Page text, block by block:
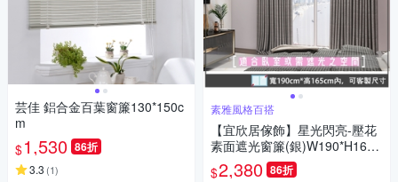
芸佳 鋁合金百葉窗簾130*150c
m
$1,530 86折
3.3 (1)
素雅風格百搭
【宜欣居傢飾】星光閃亮-壓花
素面遮光窗簾(銀)W190*H165c
m以內(可指定尺寸)*2片/遮光/
摺景/半腰/窗簾/台灣製MIT
$2,380 86折